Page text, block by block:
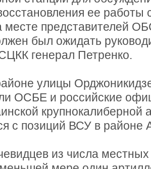
ее работы
месте представителей
был ожидать
генерал Петренко.
улицы
ОСБЕ и российские
крупнокалиберной
с позиций ВСУ в районе
из числа